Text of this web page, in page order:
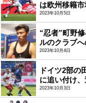
は欧州移籍
2023年10月5日
“忍者”町野
ルのクラブ
2023年10月4日
ドイツ2部の
に追い付け
2023年10月3日